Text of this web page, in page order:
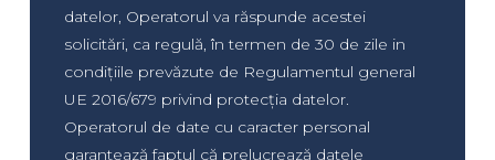
datelor, Operatorul va răspunde acestei
solicitări, ca regulă, în termen de 30 de zile in
condițiile prevăzute de Regulamentul general
UE 2016/679 privind protecția datelor.
Operatorul de date cu caracter personal
garantează faptul că prelucrează datele